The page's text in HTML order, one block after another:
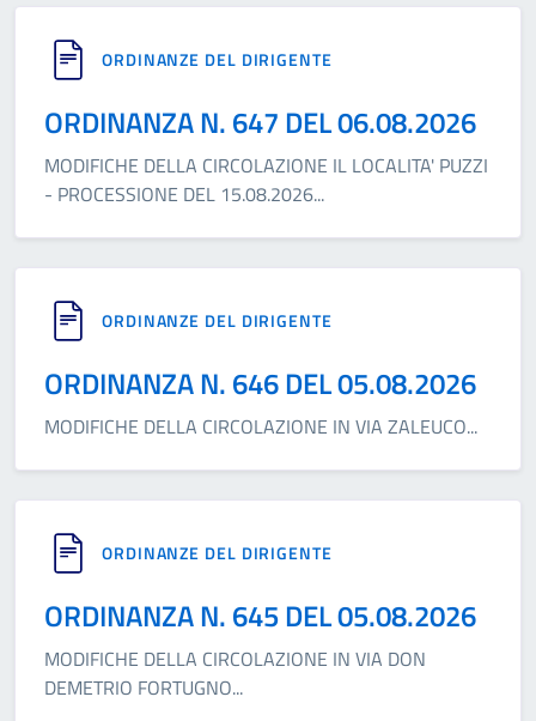
ORDINANZE DEL DIRIGENTE
ORDINANZA N. 647 DEL 06.08.2026
MODIFICHE DELLA CIRCOLAZIONE IL LOCALITA' PUZZI
- PROCESSIONE DEL 15.08.2026...
ORDINANZE DEL DIRIGENTE
ORDINANZA N. 646 DEL 05.08.2026
MODIFICHE DELLA CIRCOLAZIONE IN VIA ZALEUCO...
ORDINANZE DEL DIRIGENTE
ORDINANZA N. 645 DEL 05.08.2026
MODIFICHE DELLA CIRCOLAZIONE IN VIA DON
DEMETRIO FORTUGNO...